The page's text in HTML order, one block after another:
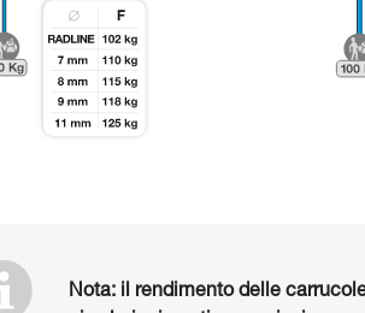
Nota: il rendimento delle